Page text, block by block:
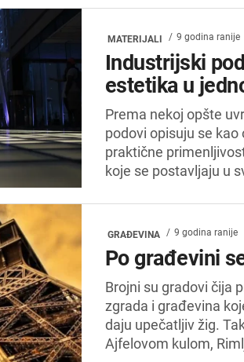
MATERIJALI 9 godina ranije
Industrijski
estetika u
Prema nekoj opšte
podovi opisuju se
praktične
koje se postavljaju u
GRAĐEVINA 9 godina ranije
Po građevini
Brojni su gradovi čija
zgrada i građevina
daju upečatljiv žig.
Ajfelovom kulom,